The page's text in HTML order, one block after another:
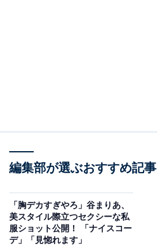
編集部が選ぶおすすめ記事
「胸デカすぎやろ」谷まりあ、
美スタイル際立つセクシーな私
服ショット公開！ 「ナイスコー
デ」「見惚れます」